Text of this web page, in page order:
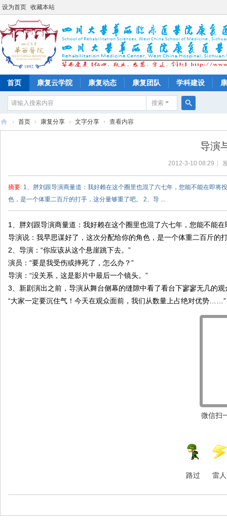
设为首页 收藏本站
首页 康复云学院 康复动态 康复团队 学科建设
搜索
索
› 首页 › 康复分享 › 文字分享 › 查看内容
导演
2012-3-10 08:29
摘要: 1、胖刘跟导演商量道：我好赖在这个圈里也混了六七年，您能不能在即
色，是一个体重二百斤的打手，这分量够重了吧。 2、导 ...
1、胖刘跟导演商量道：我好赖在这个圈里也混了六七年，您能不能
导演说：我早思谋好了，这次分配给你的角色，是一个体重二百斤的
2、导演：“你应该从这个悬崖跳下去。”
演员：“要是我受伤或摔死了，怎么办？”
导演：“没关系，这是影片中最后一个镜头。”
3、新剧演出之前，导演从舞台侧幕的缝隙中看了看台下寥寥无几的
“大家一定要沉住气！今天在观众面前，我们从数量上占绝对优势……”
微信扫
路过 雷人